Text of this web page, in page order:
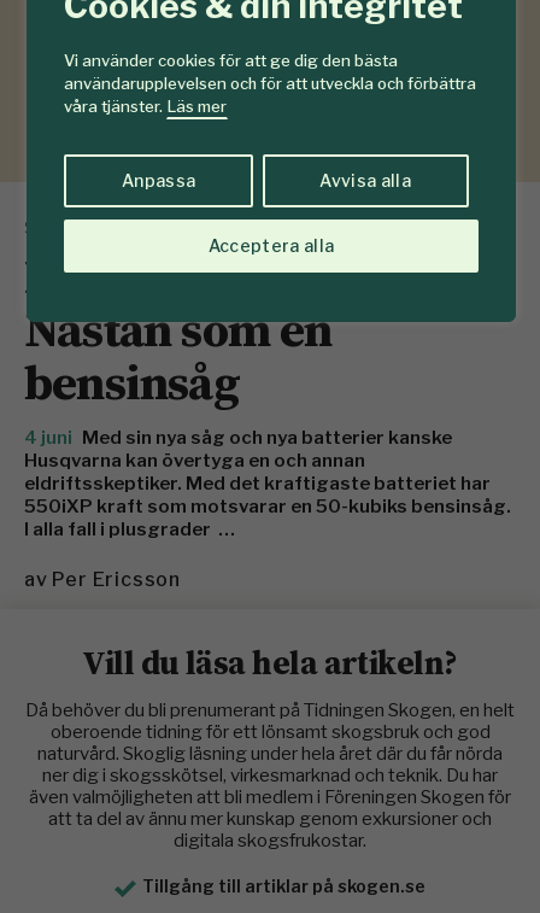
Vi använder cookies för att ge dig den bästa
användarupplevelsen och för att utveckla och förbättra
våra tjänster. Läs mer
Anpassa Avvisa alla
Acceptera alla
SKOGEN testar
Husqvarna 550iXP:
Nästan som en
bensinsåg
4 juni
Med sin nya såg och nya batterier kanske
Husqvarna kan övertyga en och annan
eldriftsskeptiker. Med det krafti­gaste batteriet har
550iXP kraft som motsvarar en 50-kubiks bensinsåg.
I alla fall i plusgrader …
av Per Ericsson
Vill du läsa hela artikeln?
Då behöver du bli prenumerant på Tidningen Skogen, en helt
oberoende tidning för ett lönsamt skogsbruk och god
naturvård. Skoglig läsning under hela året där du får nörda
ner dig i skogsskötsel, virkesmarknad och teknik. Du har
även valmöjligheten att bli medlem i Föreningen Skogen för
att ta del av ännu mer kunskap genom exkursioner och
digitala skogsfrukostar.
Tillgång till artiklar på skogen.se